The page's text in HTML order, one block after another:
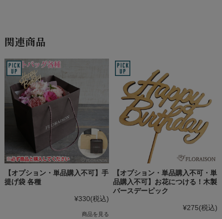
関連商品
【オプション・単品購入不可】手
提げ袋 各種
¥330(税込)
商品を見る
【オプション・単品購入不可・単
品購入不可】お花につける！木製
バースデーピック
¥275(税込)